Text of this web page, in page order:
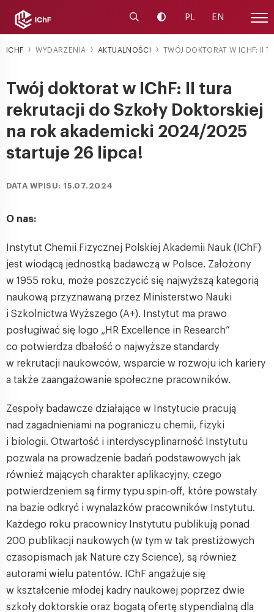
Uruchom wyszukiwarkę
Zmień kontrast
PL EN
ICHF WYDARZENIA AKTUALNOŚCI TWÓJ DOKTORAT W ICHF: II
Twój doktorat w IChF: II tura
rekrutacji do Szkoły Doktorskiej
na rok akademicki 2024/2025
startuje 26 lipca!
DATA WPISU: 15.07.2024
O nas:
Instytut Chemii Fizycznej Polskiej Akademii Nauk (IChF)
jest wiodącą jednostką badawczą w Polsce. Założony
w 1955 roku, może poszczycić się najwyższą kategorią
naukową przyznawaną przez Ministerstwo Nauki
i Szkolnictwa Wyższego (A+). Instytut ma prawo
posługiwać się logo „HR Excellence in Research”
co potwierdza dbałość o najwyższe standardy
w rekrutacji naukowców, wsparcie w rozwoju ich kariery
a także zaangażowanie społeczne pracowników.
Zespoły badawcze działające w Instytucie pracują
nad zagadnieniami na pograniczu chemii, fizyki
i biologii. Otwartość i interdyscyplinarność Instytutu
pozwala na prowadzenie badań podstawowych jak
również mających charakter aplikacyjny, czego
potwierdzeniem są firmy typu spin-off, które powstały
na bazie odkryć i wynalazków pracowników Instytutu.
Każdego roku pracownicy Instytutu publikują ponad
200 publikacji naukowych (w tym w tak prestiżowych
czasopismach jak Nature czy Science), są również
autorami wielu patentów. IChF angażuje się
w kształcenie młodej kadry naukowej poprzez dwie
szkoły doktorskie oraz bogatą ofertę stypendialną dla